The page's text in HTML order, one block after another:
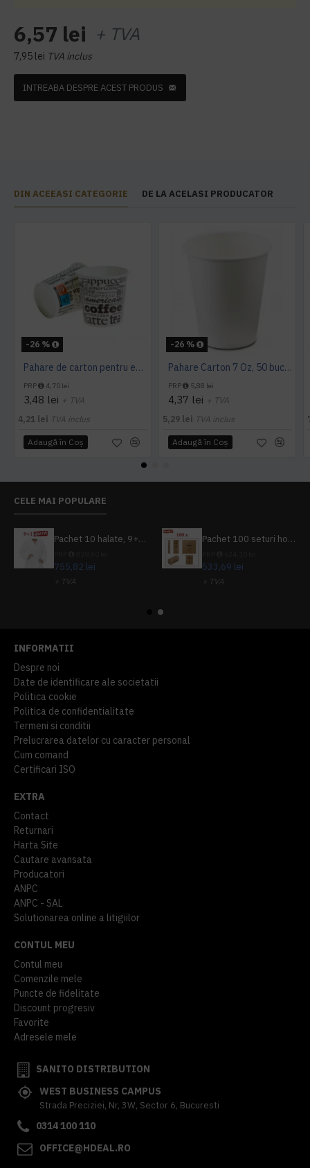
6,57 lei + TVA
7,95 lei TVA inclus
INTREABA DESPRE ACEST PRODUS
DIN ACEEASI CATEGORIE DE LA ACELASI PRODUCATOR
-26 %
Pahare de carton pentru espresso, 4 Oz, 50 buc/set
PRP 4,70 lei
3,48 lei + TVA
4,21 lei TVA inclus
Adaugă în Coş
-26 %
Pahare Carton 7 Oz, 50 buc/set
PRP 5,88 lei
4,37 lei + TVA
5,29 lei TVA inclus
Adaugă în Coş
CELE MAI POPULARE
Pachet 10 halate, 9+1 gratuit
755,82 lei
+ TVA
Pachet 100 seturi hoteliere, set dentar, set barbierit, casca de dus, pila unghii, set cusut
533,69 lei
+ TVA
INFORMATII
Despre noi
Date de identificare ale societatii
Politica cookie
Politica de confidentialitate
Termeni si conditii
Prelucrarea datelor cu caracter personal
Cum comand
Certificari ISO
EXTRA
Contact
Returnari
Harta Site
Cautare avansata
Producatori
ANPC
ANPC - SAL
Solutionarea online a litigiilor
CONTUL MEU
Contul meu
Comenzile mele
Puncte de fidelitate
Discount progresiv
Favorite
Adresele mele
SANITO DISTRIBUTION
WEST BUSINESS CAMPUS
Strada Preciziei, Nr, 3W, Sector 6, Bucuresti
0314 100 110
OFFICE@HDEAL.RO